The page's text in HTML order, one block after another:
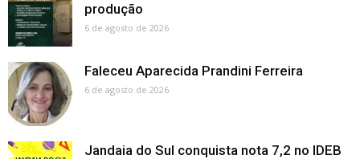
produção
6 de agosto de 2026
Faleceu Aparecida Prandini Ferreira
6 de agosto de 2026
Jandaia do Sul conquista nota 7,2 no IDEB